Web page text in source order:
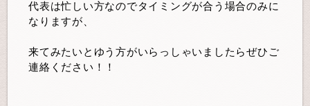
代表は忙しい方なのでタイミングが合う場合のみに
なりますが、
来てみたいとゆう方がいらっしゃいましたらぜひご
連絡ください！！